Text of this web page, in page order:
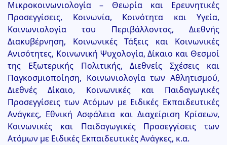
Μικροκοινωνιολογία – Θεωρία και Ερευνητικές
Προσεγγίσεις, Κοινωνία, Κοινότητα και Υγεία,
Κοινωνιολογία του Περιβάλλοντος, Διεθνής
Διακυβέρνηση, Κοινωνικές Τάξεις και Κοινωνικές
Ανισότητες, Κοινωνική Ψυχολογία, Δίκαιο και Θεσμοί
της Εξωτερικής Πολιτικής, Διεθνείς Σχέσεις και
Παγκοσμιοποίηση, Κοινωνιολογία των Αθλητισμού,
Διεθνές Δίκαιο, Κοινωνικές και Παιδαγωγικές
Προσεγγίσεις των Ατόμων με Ειδικές Εκπαιδευτικές
Ανάγκες, Εθνική Ασφάλεια και Διαχείριση Κρίσεων,
Κοινωνικές και Παιδαγωγικές Προσεγγίσεις των
Ατόμων με Ειδικές Εκπαιδευτικές Ανάγκες, κ.α.